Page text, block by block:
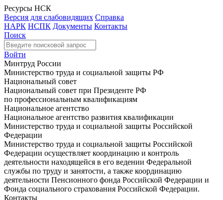
Ресурсы НСК
Версия для слабовидящих Справка
НАРК НСПК Документы Контакты
Поиск
Войти
Минтруд России
Министерство труда и социальной защиты РФ
Национальный совет
Национальный совет при Президенте РФ
по профессиональным квалификациям
Национальное агентство
Национальное агентство развития квалификации
Министерство труда и социальной защиты Российской
Федерации
Министерство труда и социальной защиты Российской
Федерации осуществляет координацию и контроль
деятельности находящейся в его ведении Федеральной
службы по труду и занятости, а также координацию
деятельности Пенсионного фонда Российской Федерации и
Фонда социального страхования Российской Федерации.
Контакты